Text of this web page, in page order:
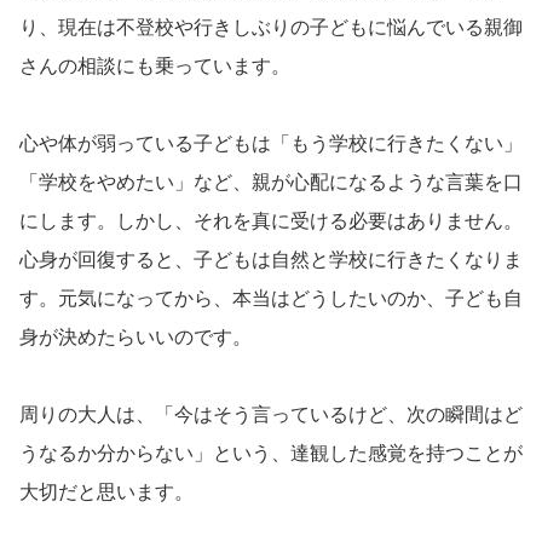
り、現在は不登校や行きしぶりの子どもに悩んでいる親御
さんの相談にも乗っています。
心や体が弱っている子どもは「もう学校に行きたくない」
「学校をやめたい」など、親が心配になるような言葉を口
にします。しかし、それを真に受ける必要はありません。
心身が回復すると、子どもは自然と学校に行きたくなりま
す。元気になってから、本当はどうしたいのか、子ども自
身が決めたらいいのです。
周りの大人は、「今はそう言っているけど、次の瞬間はど
うなるか分からない」という、達観した感覚を持つことが
大切だと思います。